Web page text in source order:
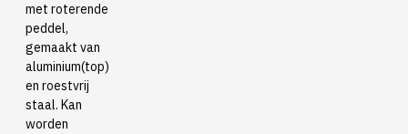
met roterende
peddel,
gemaakt van
aluminium(top)
en roestvrij
staal. Kan
worden